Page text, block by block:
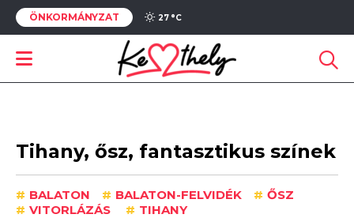
ÖNKORMÁNYZAT 27 °C
Tihany, ősz, fantasztikus színek
# BALATON # BALATON-FELVIDÉK # ŐSZ
# VITORLÁZÁS # TIHANY